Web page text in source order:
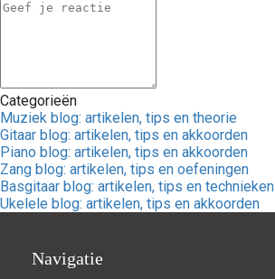
Categorieën
Muziek blog: artikelen, tips en theorie
Gitaar blog: artikelen, tips en akkoorden
Piano blog: artikelen, tips en akkoorden
Zang blog: artikelen, tips en oefeningen
Basgitaar blog: artikelen, tips en technieken
Ukelele blog: artikelen, tips en akkoorden
Navigatie